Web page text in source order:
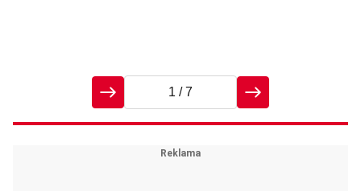
1 / 7